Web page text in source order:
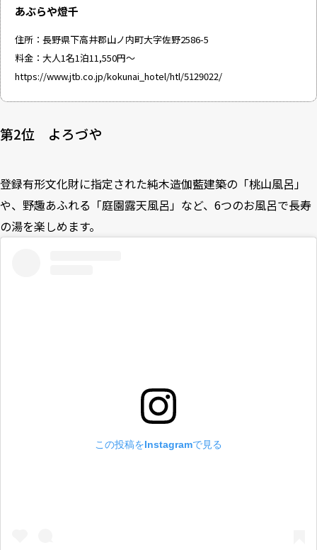
あぶらや燈千
住所：長野県下高井郡山ノ内町大字佐野2586-5
料金：大人1名1泊11,550円～
https://www.jtb.co.jp/kokunai_hotel/htl/5129022/
第2位 よろづや
登録有形文化財に指定された純木造伽藍建築の「桃山風呂」
や、野趣あふれる「庭園露天風呂」など、6つのお風呂で長寿
の湯を楽しめます。
この投稿をInstagramで見る